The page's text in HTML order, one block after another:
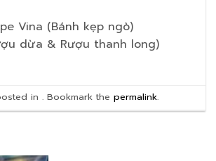
Vina (Bánh kẹp ngò)
dừa & Rượu thanh long)
in . Bookmark thepermalink.